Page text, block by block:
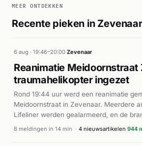
MEER ONTDEKKEN
Recente pieken in Zevenaar
6 aug · 19:46–20:00·Zevenaar
Reanimatie Meidoornstraat
traumahelikopter ingezet
Rond 19:44 uur werd een reanimatie
Meidoornstraat in Zevenaar. Meerdere
Lifeliner werden gealarmeerd, en de
plaatse met prioriteit P1. Volgens De
8 meldingen in 14 min · 4 nieuwsartikelen 944